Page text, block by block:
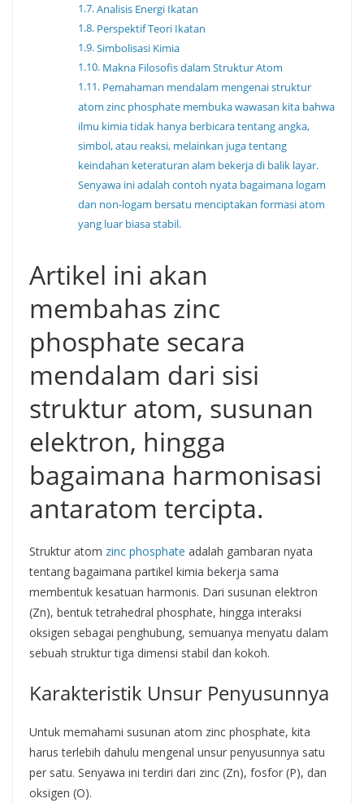
Analisis Energi Ikatan
Perspektif Teori Ikatan
Simbolisasi Kimia
Makna Filosofis dalam Struktur Atom
Pemahaman mendalam mengenai struktur
atom zinc phosphate membuka wawasan kita bahwa
ilmu kimia tidak hanya berbicara tentang angka,
simbol, atau reaksi, melainkan juga tentang
keindahan keteraturan alam bekerja di balik layar.
Senyawa ini adalah contoh nyata bagaimana logam
dan non-logam bersatu menciptakan formasi atom
yang luar biasa stabil.
Artikel ini akan
membahas zinc
phosphate secara
mendalam dari sisi
struktur atom, susunan
elektron, hingga
bagaimana harmonisasi
antaratom tercipta.
Struktur atom zinc phosphate adalah gambaran nyata
tentang bagaimana partikel kimia bekerja sama
membentuk kesatuan harmonis. Dari susunan elektron
(Zn), bentuk tetrahedral phosphate, hingga interaksi
oksigen sebagai penghubung, semuanya menyatu dalam
sebuah struktur tiga dimensi stabil dan kokoh.
Karakteristik Unsur Penyusunnya
Untuk memahami susunan atom zinc phosphate, kita
harus terlebih dahulu mengenal unsur penyusunnya satu
per satu. Senyawa ini terdiri dari zinc (Zn), fosfor (P), dan
oksigen (O).